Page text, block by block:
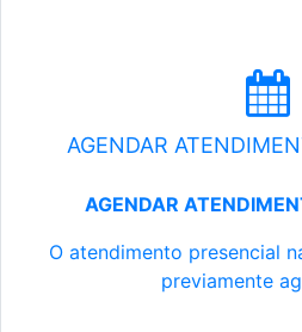
AGENDAR
AGENDAR
O atendimento presencial
previamente